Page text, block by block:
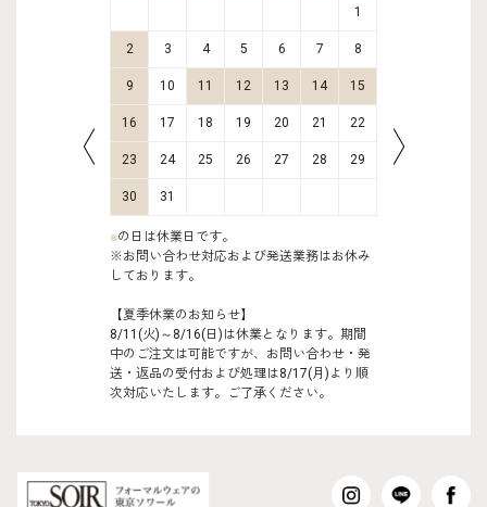
1
2 3 4 5 6 7 8
9 10 11 12 13 14 15
16 17 18 19 20 21 22
23 24 25 26 27 28 29
30 31
■の日は休業日です。
※お問い合わせ対応および発送業務はお休み
しております。
【夏季休業のお知らせ】
8/11(火)～8/16(日)は休業となります。期間
中のご注文は可能ですが、お問い合わせ・発
送・返品の受付および処理は8/17(月)より順
次対応いたします。ご了承ください。